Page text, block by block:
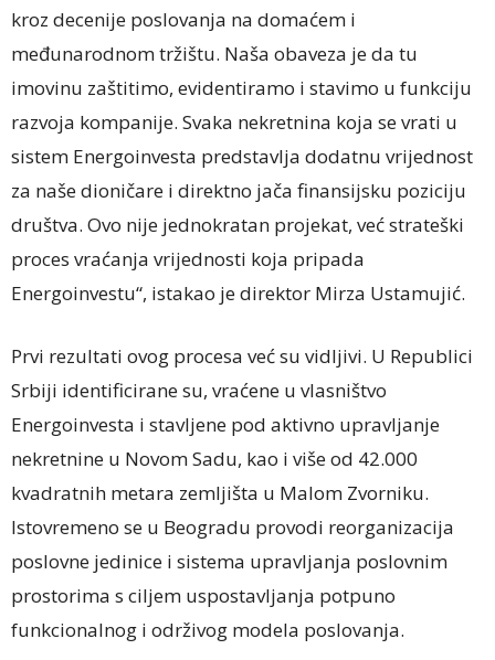
kroz decenije poslovanja na domaćem i
međunarodnom tržištu. Naša obaveza je da tu
imovinu zaštitimo, evidentiramo i stavimo u funkciju
razvoja kompanije. Svaka nekretnina koja se vrati u
sistem Energoinvesta predstavlja dodatnu vrijednost
za naše dioničare i direktno jača finansijsku poziciju
društva. Ovo nije jednokratan projekat, već strateški
proces vraćanja vrijednosti koja pripada
Energoinvestu“, istakao je direktor Mirza Ustamujić.
Prvi rezultati ovog procesa već su vidljivi. U Republici
Srbiji identificirane su, vraćene u vlasništvo
Energoinvesta i stavljene pod aktivno upravljanje
nekretnine u Novom Sadu, kao i više od 42.000
kvadratnih metara zemljišta u Malom Zvorniku.
Istovremeno se u Beogradu provodi reorganizacija
poslovne jedinice i sistema upravljanja poslovnim
prostorima s ciljem uspostavljanja potpuno
funkcionalnog i održivog modela poslovanja.